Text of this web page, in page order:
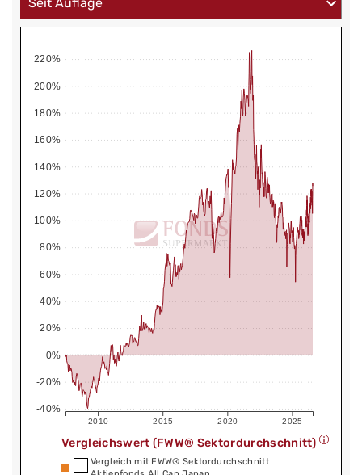
2010 2015 2020 2025
-40%
-20%
0%
20%
40%
60%
80%
100%
120%
140%
160%
180%
200%
220%
Vergleichswert (FWW® Sektordurchschnitt)
Vergleich mit FWW® Sektordurchschnitt